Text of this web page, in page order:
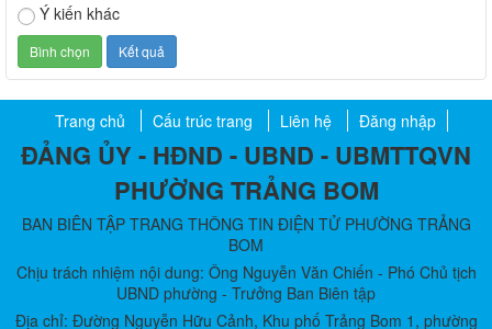
Ý kiến khác
Trang chủ Cấu trúc trang Liên hệ Đăng nhập
ĐẢNG ỦY - HĐND - UBND - UBMTTQVN
PHƯỜNG TRẢNG BOM
BAN BIÊN TẬP TRANG THÔNG TIN ĐIỆN TỬ PHƯỜNG TRẢNG
BOM
Chịu trách nhiệm nội dung: Ông Nguyễn Văn Chiến - Phó Chủ tịch
UBND phường - Trưởng Ban Biên tập
Địa chỉ: Đường Nguyễn Hữu Cảnh, Khu phố Trảng Bom 1, phường